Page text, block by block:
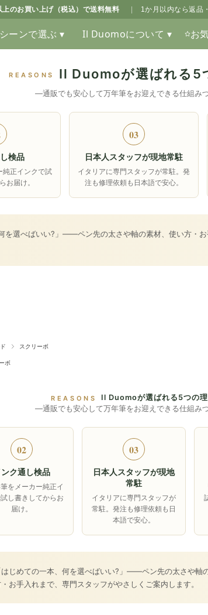
上のお買い上げ（税込）で送料無料 1か月以内なら返品
シーンで選ぶ ▾ Il Duomoについて ▾ お
REASONS Il Duomoが選ばれる5
―通販でも安心して万年筆をお迎えできる仕組み
検品
純正インクで試
お届け。
03
日本人スタッフが現地常駐
イタリアに専門スタッフが常駐。発
注も修理依頼も日本語で安心。
を選べばいい?」――ペン先の太さや軸の素材、使い方・
スクリーボ
ボ
REASONS Il Duomoが選ばれる5つの
―通販でも安心して万年筆をお迎えできる仕組み
02
ンク通し検品
をメーカー純正イ
し書きしてからお
届け。
03
日本人スタッフが現地
常駐
イタリアに専門スタッフが
常駐。発注も修理依頼も日
本語で安心。
はじめての一本、何を選べばいい?」――ペン先の太さや軸
お手入れまで、専門スタッフがやさしくご案内します。